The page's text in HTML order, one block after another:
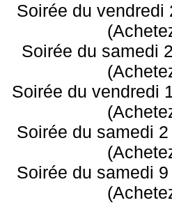
Soirée du vendredi
Soirée du samedi
Soirée du vendredi
Soirée du samedi
Soirée du samedi